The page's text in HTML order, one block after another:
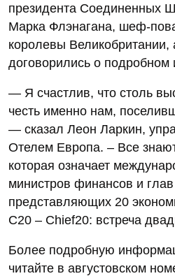
президента Соединенных
Марка Флэнагана, шеф-
королевы
договорились о
— Я счастлив, что столь
честь именно нам,
— сказал Леон Ларкин,
Отелем Европа. – Все
которая означает
министров финансов и
представляющих 20
С20 – Сhief20: встреча
Более подробную
читайте в августовском